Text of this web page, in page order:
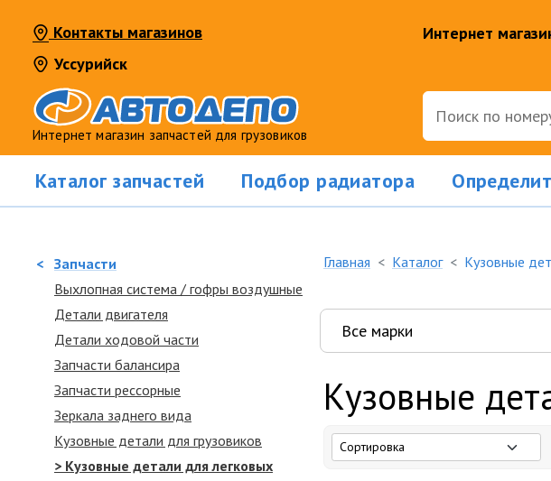
Контакты магазинов
Уссурийск
Интернет магазин запчастей для грузовиков
Интернет
Каталог запчастей Подбор радиатора
< Запчасти
Выхлопная система / гофры воздушные
Детали двигателя
Детали ходовой части
Запчасти балансира
Запчасти рессорные
Зеркалa заднего вида
Кузовные детали для грузовиков
> Кузовные детали для легковых
Главная Каталог Кузовные
Кузовные